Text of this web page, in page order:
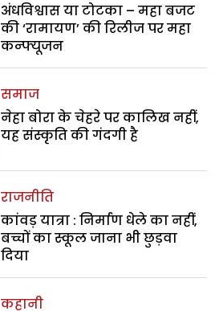
अंधविश्वास या टोटका – महा बजट
की ‘रामायण’ की रिलीज पर महा
कन्फ्यूजन
समाज
नेहा बोरा के चेहरे पर कालिख नहीं,
यह संस्कृति की गंदगी है
राजनीति
कांवड़ यात्रा : निर्माण धेले का नहीं,
बच्चों का स्कूल जाना भी छुड़वा
दिया
कहानी